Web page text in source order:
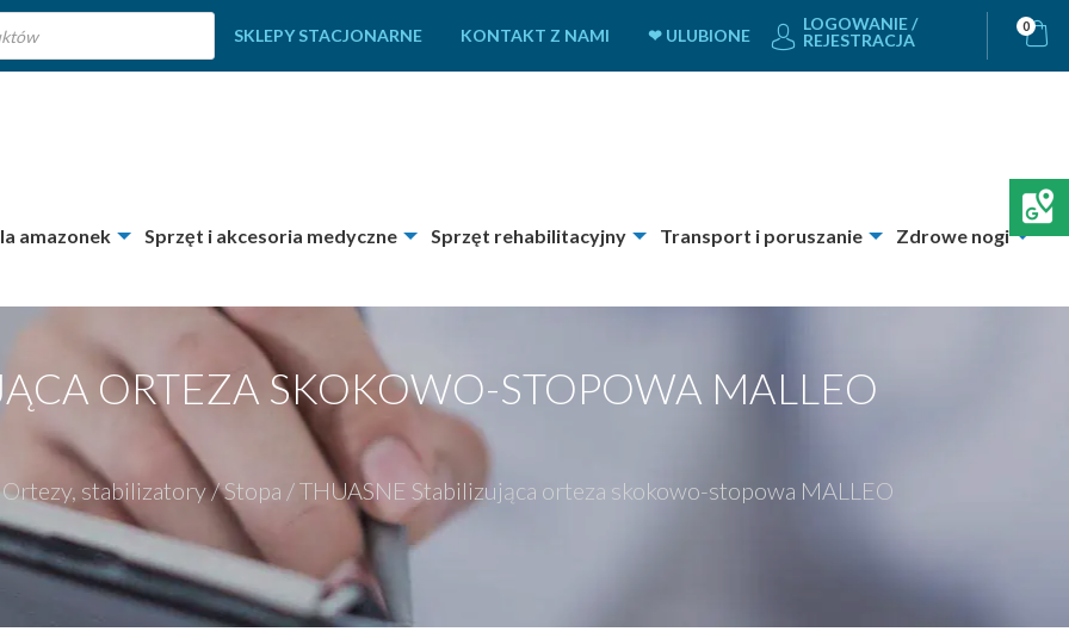
SKLEPY STACJONARNE KONTAKT Z NAMI ❤ ULUBIONE
LOGOWANIE /
REJESTRACJA
0
amazonek Sprzęt i akcesoria medyczne Sprzęt rehabilitacyjny Transport i poruszanie
Zdrowe nogi
ORTEZA SKOKOWO-STOPOWA MALLEO
Ortezy, stabilizatory/Stopa /THUASNE Stabilizująca orteza skokowo-stopowa MALLEO